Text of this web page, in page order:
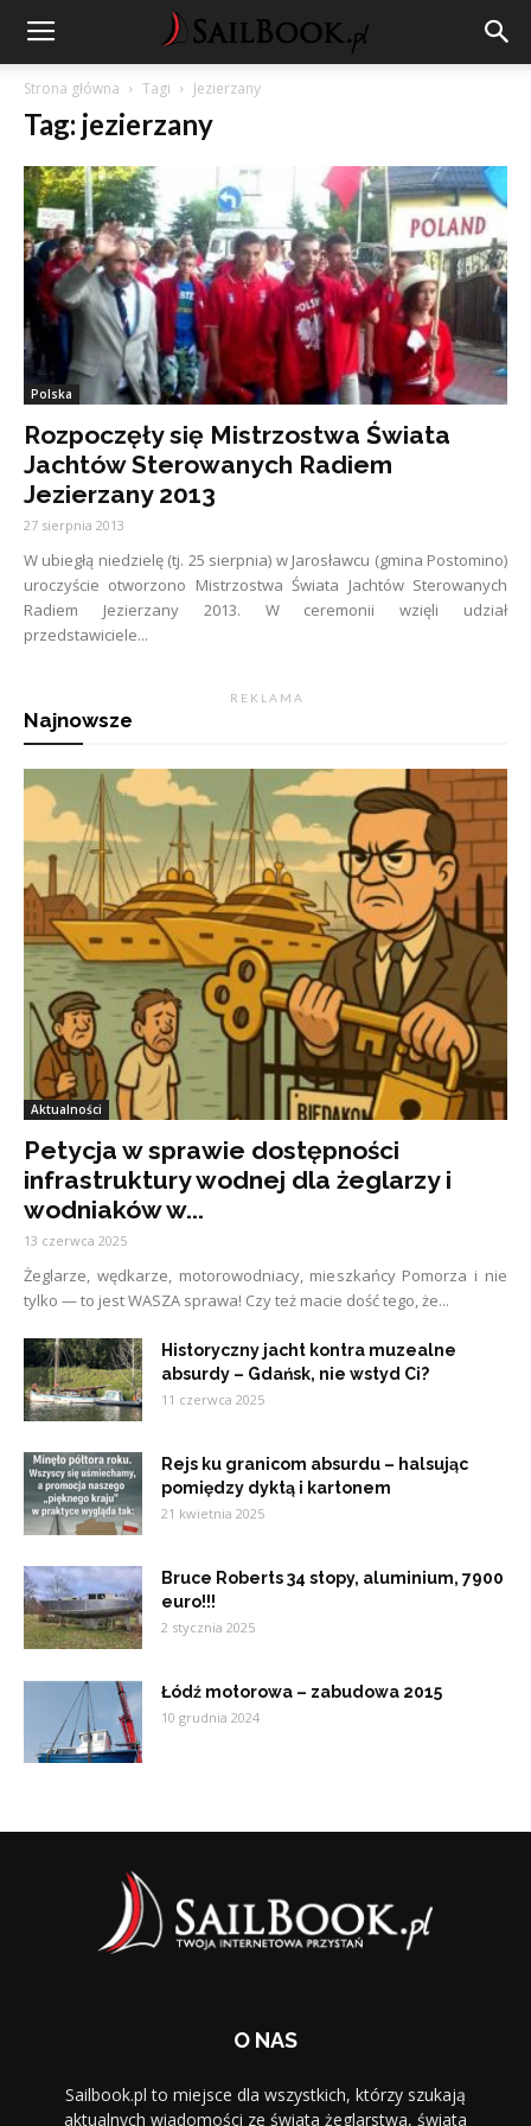
Strona główna Tagi Jezierzany
Tag: jezierzany
Polska
Rozpoczęły się Mistrzostwa Świata
Jachtów Sterowanych Radiem
Jezierzany 2013
27 sierpnia 2013
W ubiegłą niedzielę (tj. 25 sierpnia) w Jarosławcu (gmina Postomino)
uroczyście otworzono Mistrzostwa Świata Jachtów Sterowanych
Radiem Jezierzany 2013. W ceremonii wzięli udział
przedstawiciele...
R E K L A M A
Najnowsze
Aktualności
Petycja w sprawie dostępności
infrastruktury wodnej dla żeglarzy i
wodniaków w...
13 czerwca 2025
Żeglarze, wędkarze, motorowodniacy, mieszkańcy Pomorza i nie
tylko — to jest WASZA sprawa! Czy też macie dość tego, że...
Historyczny jacht kontra muzealne
absurdy – Gdańsk, nie wstyd Ci?
11 czerwca 2025
Rejs ku granicom absurdu – halsując
pomiędzy dyktą i kartonem
21 kwietnia 2025
Bruce Roberts 34 stopy, aluminium, 7900
euro!!!
2 stycznia 2025
Łódź motorowa – zabudowa 2015
10 grudnia 2024
O NAS
Sailbook.pl to miejsce dla wszystkich, którzy szukają
aktualnych wiadomości ze świata żeglarstwa, świata